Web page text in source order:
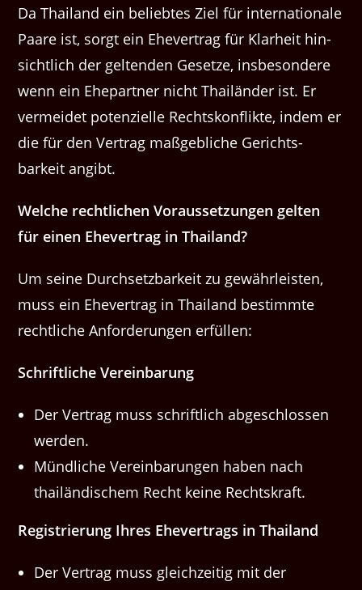
Da Thai­land ein beliebtes Ziel für inter­na­tionale
Paare ist, sorgt ein Ehev­er­trag für Klarheit hin­
sichtlich der gel­tenden Geset­ze, ins­beson­dere
wenn ein Ehep­art­ner nicht Thailän­der ist. Er
ver­mei­det poten­zielle Recht­skon­flik­te, indem er
die für den Ver­trag maßge­bliche Gerichts­
barkeit angibt.
Welche rechtlichen Voraus­set­zun­gen gel­ten
für einen Ehev­er­trag in Thailand?
Um seine Durch­set­zbarkeit zu gewährleis­ten,
muss ein Ehev­er­trag in Thai­land bes­timmte
rechtliche Anforderun­gen erfüllen:
Schriftliche Vere­in­barung
Der Ver­trag muss schriftlich abgeschlossen
werden.
Mündliche Vere­in­barun­gen haben nach
thailändis­chem Recht keine Rechtskraft.
Reg­istrierung Ihres Ehev­er­trags in Thailand
Der Ver­trag muss gle­ichzeit­ig mit der